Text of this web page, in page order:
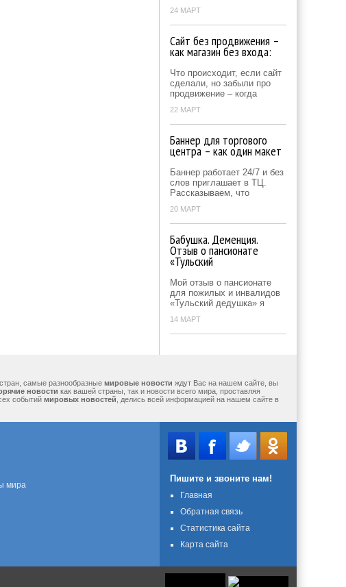
24 МАРТ
Сайт без продвижения –
как магазин без входа:
Что происходит, если сайт
сделали, но забыли про
продвижение – когда
22 МАРТ
Баннер для торгового
центра – как один макет
Баннер работает 24/7 и без
слов приглашает в ТЦ.
Рассказываем, что
20 МАРТ
Бабушка. Деменция.
Отзыв о пансионате
«Тульский
Мой отзыв о пансионате
для пожилых и инвалидов
«Тульский дедушка» я
14 МАРТ
самые разнообразные мировые новости ждут Вас на нашем сайте, вы
новости как вашей страны, так и новости всего мира, проставляя
событий мировых новостей , делись всей информацией на нашем сайте в
мира
Пишите и звоните нам!
Главная
Обратная связь
Статистика сайта
Карта сайта